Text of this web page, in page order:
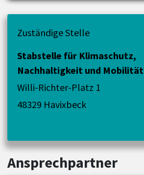
Zuständige Stelle
Stabstelle für Klimaschutz,
Nachhaltigkeit und Mobilität
Willi-Richter-Platz 1
48329 Havixbeck
Ansprechpartner